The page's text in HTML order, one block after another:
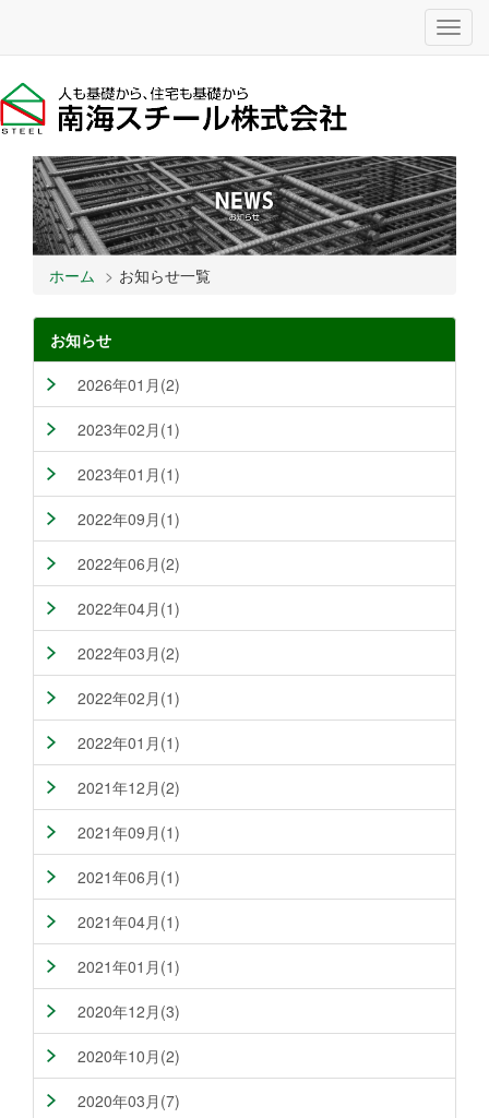
ホーム お知らせ一覧
お知らせ
2026年01月(2)
2023年02月(1)
2023年01月(1)
2022年09月(1)
2022年06月(2)
2022年04月(1)
2022年03月(2)
2022年02月(1)
2022年01月(1)
2021年12月(2)
2021年09月(1)
2021年06月(1)
2021年04月(1)
2021年01月(1)
2020年12月(3)
2020年10月(2)
2020年03月(7)